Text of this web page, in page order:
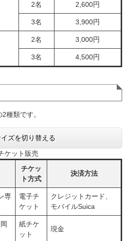
2名 2,600円
3名 3,900円
2名 3,000円
3名 4,500円
種類です。
ズを切り替える
ケット販売
チケッ
ト方式
決済方法
専
電子チ
ケット
クレジットカード、
モバイルSuica
紙チケ
ット
現金